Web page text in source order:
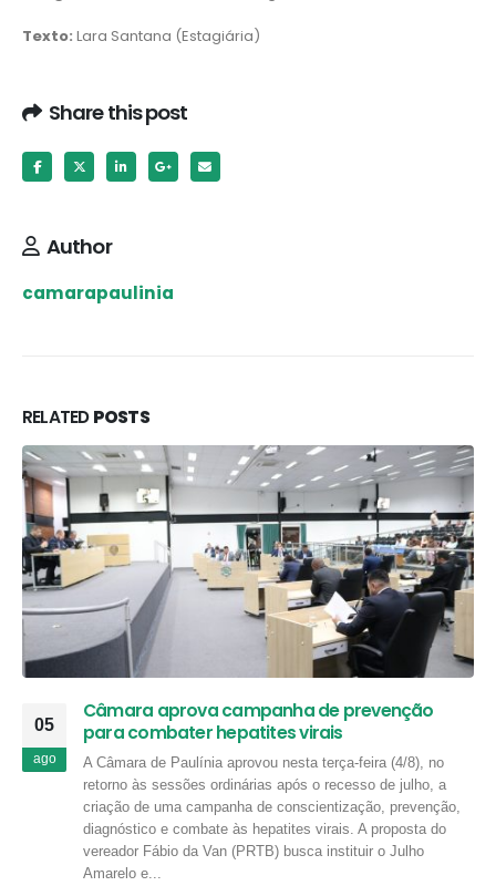
Texto: Lara Santana (Estagiária)
Share this post
Author
camarapaulinia
RELATEDPOSTS
05
ago
Câmara aprova campanha de prevenção
para combater hepatites virais
A Câmara de Paulínia aprovou nesta terça-feira (4/8), no
retorno às sessões ordinárias após o recesso de julho, a
criação de uma campanha de conscientização, prevenção,
diagnóstico e combate às hepatites virais. A proposta do
vereador Fábio da Van (PRTB) busca instituir o Julho
Amarelo e...